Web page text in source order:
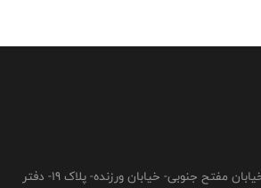
تهران- میدان هفت تیر- خیابان مفتح جنوبی- خیابان ورزنده- پلاک 19- دفتر